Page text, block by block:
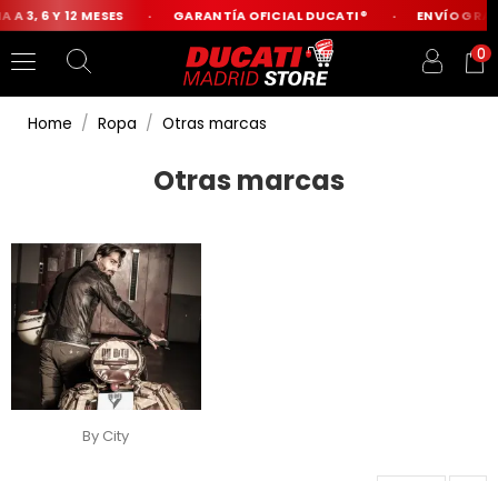
3, 6 Y 12 MESES GARANTÍA OFICIAL DUCATI® ENVÍO
0
Home Ropa Otras marcas
Otras marcas
By City